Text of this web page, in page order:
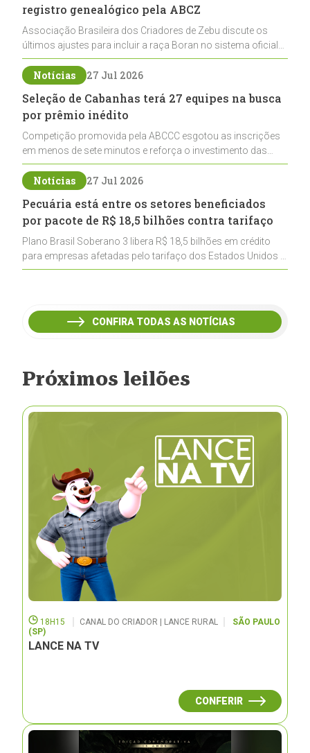
registro genealógico pela ABCZ
Associação Brasileira dos Criadores de Zebu discute os
últimos ajustes para incluir a raça Boran no sistema oficial
de registros, abrindo caminho para sua expansão na
pecuária nacional
Notícias 27 Jul 2026
Seleção de Cabanhas terá 27 equipes na busca
por prêmio inédito
Competição promovida pela ABCCC esgotou as inscrições
em menos de sete minutos e reforça o investimento das
cabanhas na seleção genética de Cavalos Crioulos voltados
ao laço
Notícias 27 Jul 2026
Pecuária está entre os setores beneficiados
por pacote de R$ 18,5 bilhões contra tarifaço
Plano Brasil Soberano 3 libera R$ 18,5 bilhões em crédito
para empresas afetadas pelo tarifaço dos Estados Unidos e
inclui a pecuária entre os setores estratégicos
CONFIRA TODAS AS NOTÍCIAS
Próximos leilões
18H15 CANAL DO CRIADOR | LANCE RURAL
SÃO PAULO
(SP)
LANCE NA TV
CONFERIR